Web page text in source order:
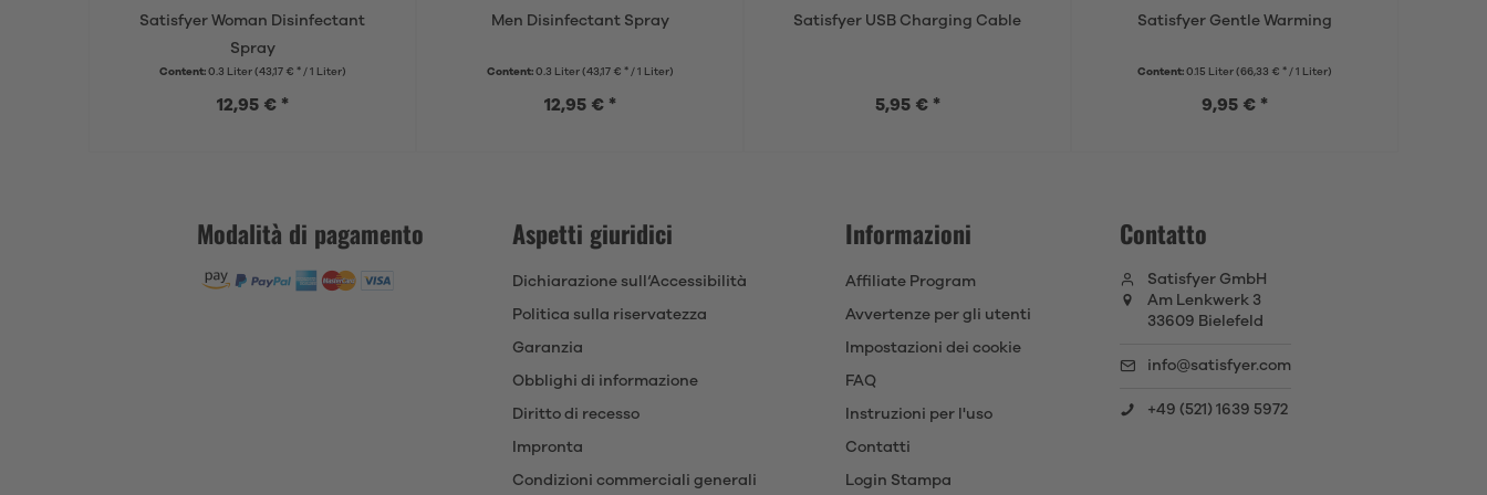
Satisfyer Woman Disinfectant
Spray
Content: 0.3 Liter (43,17 € * / 1 Liter)
12,95 € *
Men Disinfectant Spray
Content: 0.3 Liter (43,17 € * / 1 Liter)
12,95 € *
Satisfyer USB Charging Cable
5,95 € *
Satisfyer Gentle Warming
Content: 0.15 Liter (66,33 € * / 1 Liter)
9,95 € *
Modalità di pagamento Aspetti giuridici
Dichiarazione sull‘Accessibilità
Politica sulla riservatezza
Garanzia
Obblighi di informazione
Diritto di recesso
Impronta
Condizioni commerciali generali
Informazioni
Affiliate Program
Avvertenze per gli utenti
Impostazioni dei cookie
FAQ
Instruzioni per l'uso
Contatti
Login Stampa
Contatto
Satisfyer GmbH
Am Lenkwerk 3
33609 Bielefeld
info@satisfyer.com
+49 (521) 1639 5972